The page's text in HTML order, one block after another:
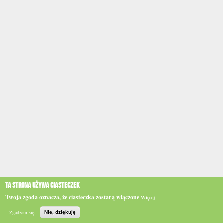
Ta strona używa ciasteczek
Twoja zgoda oznacza, że ciasteczka zostaną włączone Więcej
Zgadzam się Nie, dziękuję
Szukaj Główna